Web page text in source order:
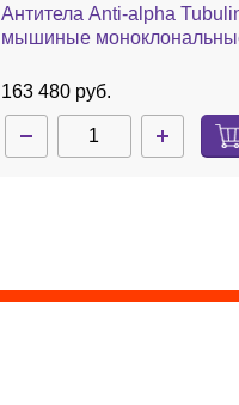
Антитела Anti-alpha
мышиные
163 480 руб.